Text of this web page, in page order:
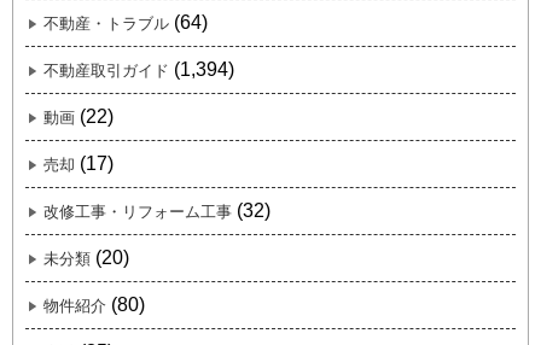
不動産・トラブル (64)
不動産取引ガイド (1,394)
動画 (22)
売却 (17)
改修工事・リフォーム工事 (32)
未分類 (20)
物件紹介 (80)